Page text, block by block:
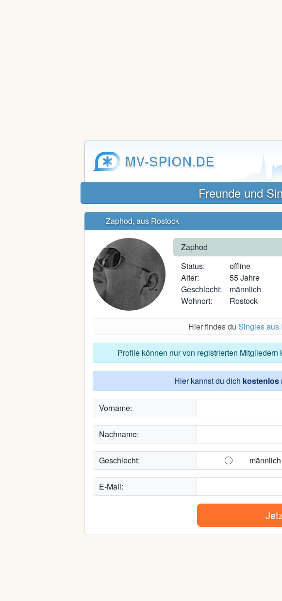
MV-SPION.DE
Freunde und
Zaphod, aus Rostock
Zaphod
Status:
offline
Alter:
55 Jahre
Geschlecht:
männlich
Wohnort:
Rostock
Hier findes du Singles aus
Profile können nur von registrierten
Hier kannst du dich kostenlos
Vorname:
Nachname:
Geschlecht: männlich
E-Mail: